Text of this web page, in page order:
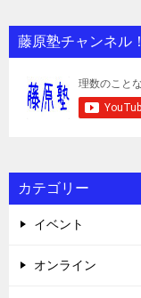
藤原塾チャンネル！
カテゴリー
イベント
オンライン